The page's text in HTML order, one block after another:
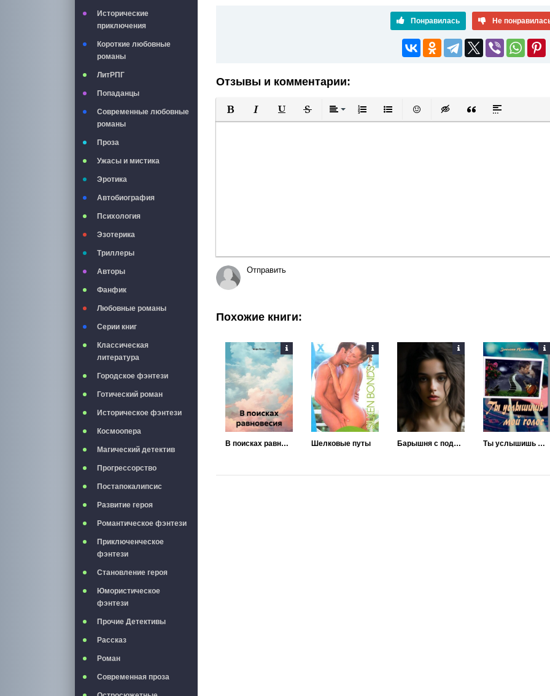
Исторические
приключения
Короткие любовные
романы
ЛитРПГ
Попаданцы
Современные любовные
романы
Проза
Ужасы и мистика
Эротика
Автобиография
Психология
Эзотерика
Триллеры
Авторы
Фанфик
Любовные романы
Серии книг
Классическая
литература
Городское фэнтези
Готический роман
Историческое фэнтези
Космоопера
Магический детектив
Прогрессорство
Постапокалипсис
Развитие героя
Романтическое фэнтези
Приключенческое
фэнтези
Становление героя
Юмористическое
фэнтези
Прочие Детективы
Рассказ
Роман
Современная проза
Понравилась Не
Отзывы и комментарии:
Полужирный
КурсивПодчеркнутый
ЗачеркнутыйВыравнивание
Нумерованный список
Маркированный список
Вставить смайлик
Вставка скрытого текста
Вставка цитаты
Вставка
Отправить
Похожие книги:
В поисках равновесия Шелковые путы Барышня с подвохом или гонка на выживание продолжается Ты услышишь мой голос